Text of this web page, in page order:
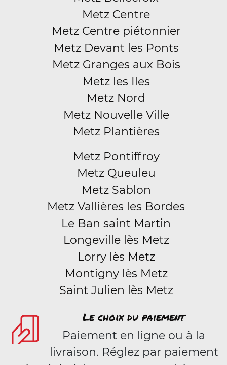
Metz Centre
Metz Centre piétonnier
Metz Devant les Ponts
Metz Granges aux Bois
Metz les Iles
Metz Nord
Metz Nouvelle Ville
Metz Plantières
Metz Pontiffroy
Metz Queuleu
Metz Sablon
Metz Vallières les Bordes
Le Ban saint Martin
Longeville lès Metz
Lorry lès Metz
Montigny lès Metz
Saint Julien lès Metz
Le choix du paiement
Paiement en ligne ou à la
livraison. Réglez par paiement